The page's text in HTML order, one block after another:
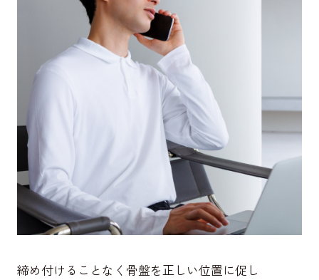
締め付けることなく骨盤を正しい位置に促し